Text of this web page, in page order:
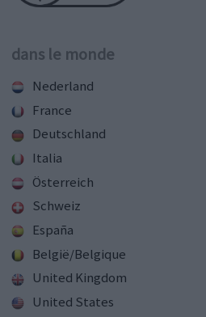
dans le monde
Nederland
France
Deutschland
Italia
Österreich
Schweiz
España
België/Belgique
United Kingdom
United States